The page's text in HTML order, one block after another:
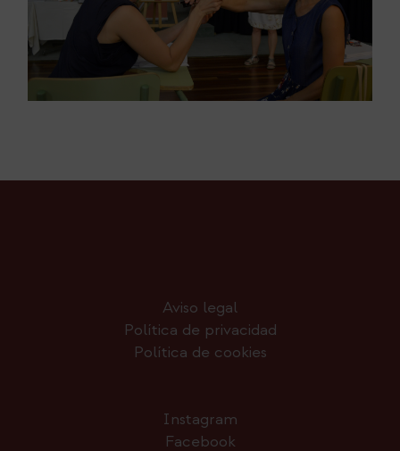
Aviso legal
Política de privacidad
Política de cookies
Instagram
Facebook